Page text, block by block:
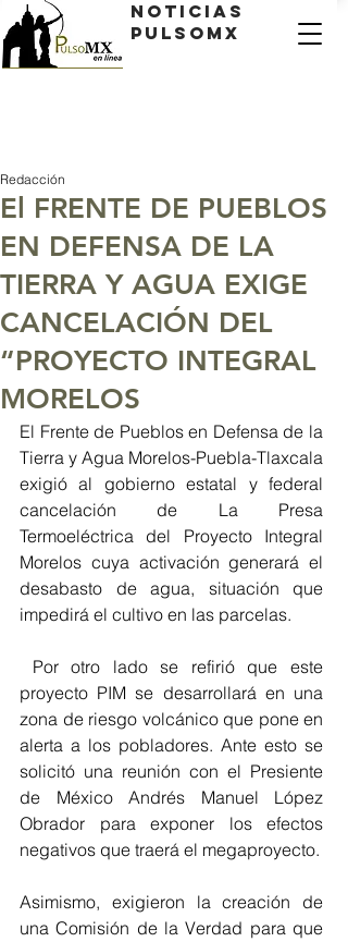
Noticias
PulsoMX
El FRENTE DE PUEBLOS
EN DEFENSA DE LA
TIERRA Y AGUA EXIGE
CANCELACIÓN DEL
“PROYECTO INTEGRAL
MORELOS
Redacción
El Frente de Pueblos en Defensa de la
Tierra y Agua Morelos-Puebla-Tlaxcala
exigió al gobierno estatal y federal
cancelación de La Presa
Termoeléctrica del Proyecto Integral
Morelos cuya activación generará el
desabasto de agua, situación que
impedirá el cultivo en las parcelas.
proyecto PIM se desarrollará en una
zona de riesgo volcánico que pone en
alerta a los pobladores. Ante esto se
solicitó una reunión con el Presiente
de México Andrés Manuel López
Obrador para exponer los efectos
negativos que traerá el megaproyecto.
Asimismo, exigieron la creación de
una Comisión de la Verdad para que